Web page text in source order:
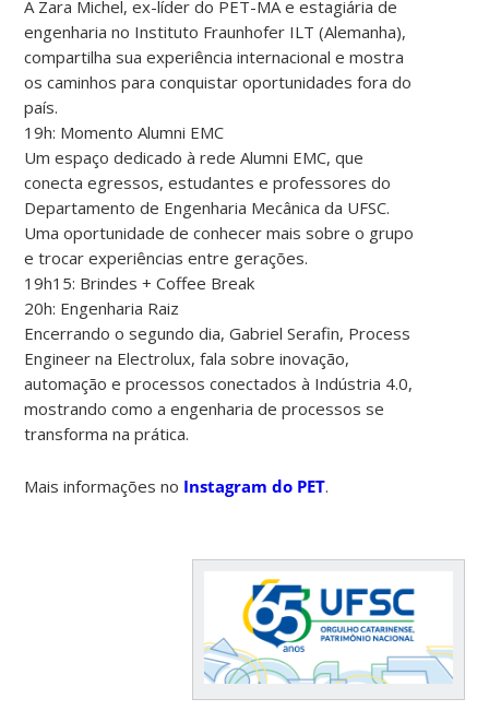
A Zara Michel, ex-líder do PET-MA e estagiária de
engenharia no Instituto Fraunhofer ILT (Alemanha),
compartilha sua experiência internacional e mostra
os caminhos para conquistar oportunidades fora do
país.
19h: Momento Alumni EMC
Um espaço dedicado à rede Alumni EMC, que
conecta egressos, estudantes e professores do
Departamento de Engenharia Mecânica da UFSC.
Uma oportunidade de conhecer mais sobre o grupo
e trocar experiências entre gerações.
19h15: Brindes + Coffee Break
20h: Engenharia Raiz
Encerrando o segundo dia, Gabriel Serafin, Process
Engineer na Electrolux, fala sobre inovação,
automação e processos conectados à Indústria 4.0,
mostrando como a engenharia de processos se
transforma na prática.
Mais informações no Instagram do PET.